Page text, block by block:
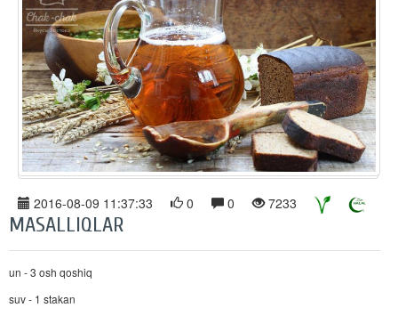
2016-08-09 11:37:33 0 0 7233
MASALLIQLAR
un - 3 osh qoshiq
suv - 1 stakan